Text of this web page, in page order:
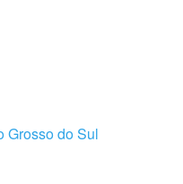
Grosso do Sul